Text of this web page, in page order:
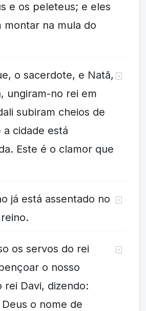
e os peleteus; e eles
montar na mula do
o sacerdote, e Natã,
ungiram-no rei em
subiram cheios de
a cidade está
Este é o clamor que
já está assentado no
os servos do rei
o nosso
rei Davi, dizendo:
o nome de